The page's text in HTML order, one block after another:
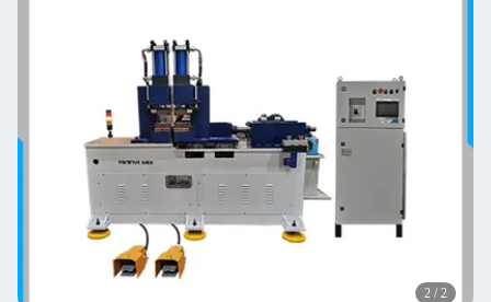
2 / 2